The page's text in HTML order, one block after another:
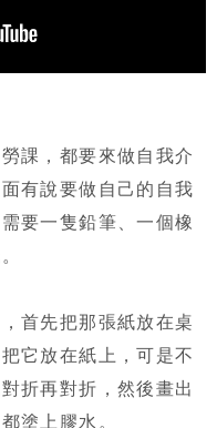
課，都要來做自我介
有說要做自己的自我
要一隻鉛筆、一個橡
首先把那張紙放在桌
它放在紙上，可是不
折再對折，然後畫出
塗上膠水。